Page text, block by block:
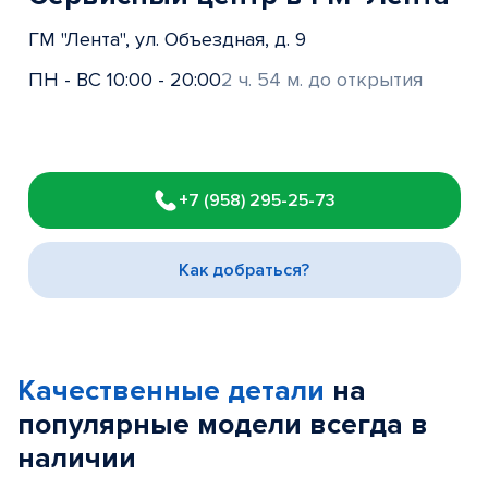
ГМ "Лента", ул. Объездная, д. 9
ПН - ВС 10:00 - 20:002 ч. 54 м. до открытия
1
of
3
+7 (958) 295-25-73
Как добраться?
Качественные детали на
популярные модели всегда в
наличии